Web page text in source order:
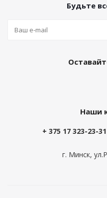
Будьте
Наши
+ 375 17 323-23-31
г. Минск,